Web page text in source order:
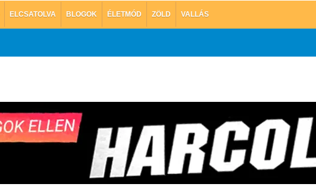
ELCSATOLVA BLOGOK ÉLETMÓD ZÖLD VALLÁS